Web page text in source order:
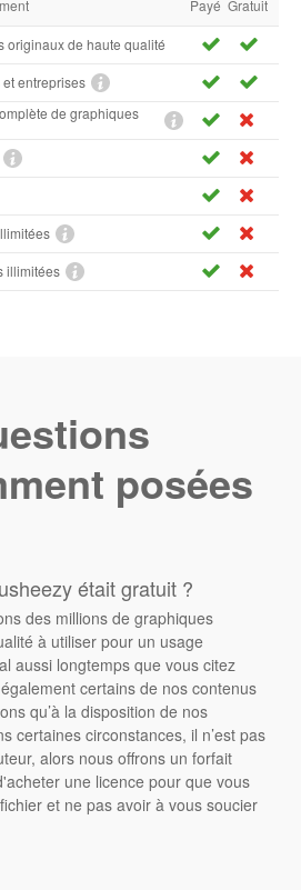
Payé Gratuit
originaux de haute qualité
entreprises
de graphiques
illimitées
posées
était gratuit ?
des millions de graphiques
à utiliser pour un usage
aussi longtemps que vous citez
certains de nos contenus
qu’à la disposition de nos
certaines circonstances, il n’est pas
alors nous offrons un forfait
une licence pour que vous
et ne pas avoir à vous soucier